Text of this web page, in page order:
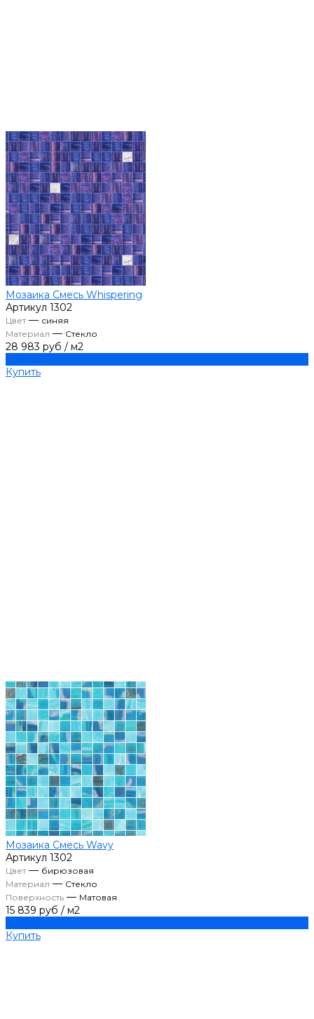
Мозаика Смесь Whispering
Артикул 1302
Цвет— синяя
Материал — Стекло
28 983 руб / м2
Купить
Мозаика Смесь Wavy
Артикул 1302
Цвет— бирюзовая
Материал — Стекло
Поверхность — Матовая
15 839 руб / м2
Купить